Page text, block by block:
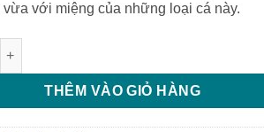
với miệng của những loại cá này.
cảnh Shanghai 50g số lượng
THÊM VÀO GIỎ HÀNG